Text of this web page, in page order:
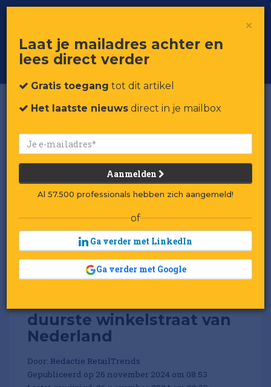
Voor professionals in retail & brands
Toggle
duurste winkelstraat van
Nederland
Door: Redactie RetailTrends
Gepubliceerd op 26 november 2024 om 08:53
×
Laat je mailadres achter en
lees direct verder
Gratis toegang tot dit artikel
Het laatste nieuws direct in je mailbox
Aanmelden
Al 57.500 professionals hebben zich aangemeld!
of
Ga verder met LinkedIn
Ga verder met Google